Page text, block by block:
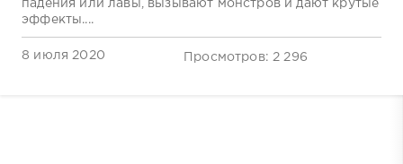
падения или лавы, вызывают монстров и дают крутые
эффекты....
8 июля 2020 Просмотров: 2 296